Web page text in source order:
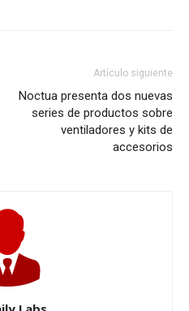
Artículo siguiente
Noctua presenta dos nuevas
series de productos sobre
ventiladores y kits de
accesorios